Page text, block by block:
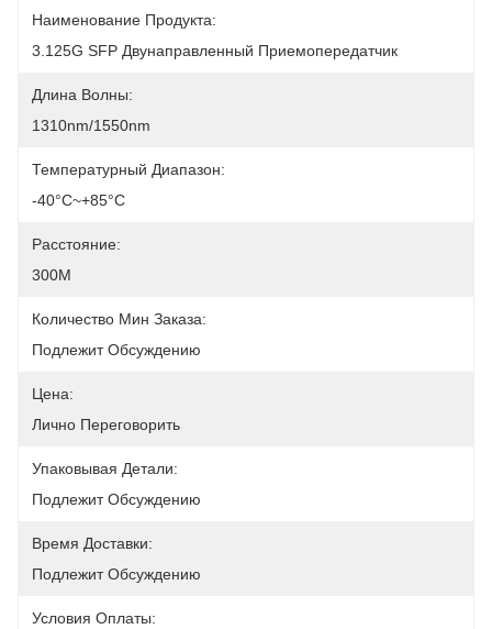
Наименование Продукта:
3.125G SFP Двунаправленный Приемопередатчик
Длина Волны:
1310nm/1550nm
Температурный Диапазон:
-40°C~+85°C
Расстояние:
300M
Количество Мин Заказа:
Подлежит Обсуждению
Цена:
Лично Переговорить
Упаковывая Детали:
Подлежит Обсуждению
Время Доставки:
Подлежит Обсуждению
Условия Оплаты: